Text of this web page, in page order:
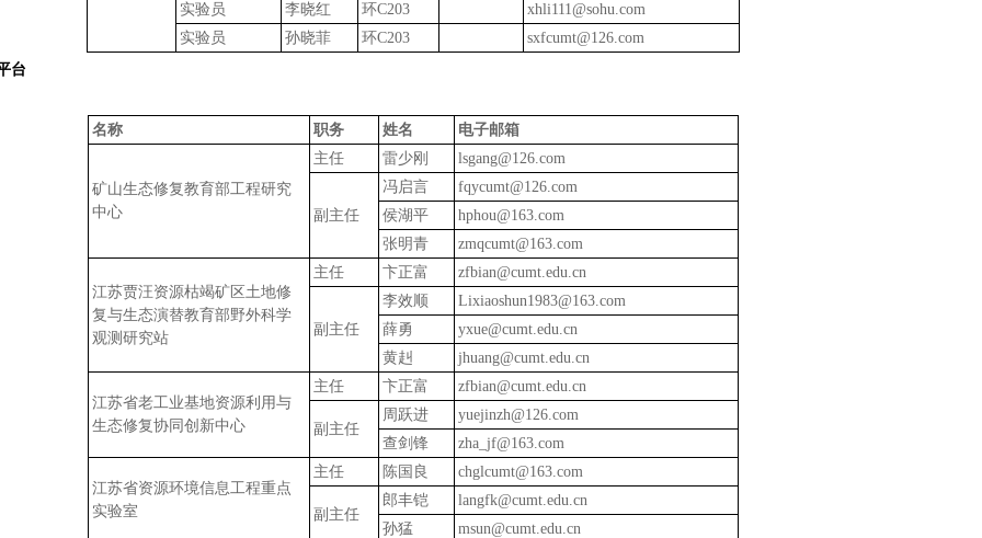
实验员
李晓红 环C203
xhli111@sohu.com
实验员
孙晓菲 环C203
sxfcumt@126.com
台
名称 职务 姓名 电子邮箱
矿山生态修复教育部工程研究
中心
主任 雷少刚 lsgang@126.com
副主任
冯启言
fqycumt@126.com
侯湖平
hphou@163.com
张明青
zmqcumt@163.com
江苏贾汪资源枯竭矿区土地修
复与生态演替教育部野外科学
观测研究站
主任 卞正富 zfbian@cumt.edu.cn
副主任
李效顺
Lixiaoshun1983@163.com
薛勇
yxue@cumt.edu.cn
黄赳
jhuang@cumt.edu.cn
江苏省老工业基地资源利用与
生态修复协同创新中心
主任 卞正富 zfbian@cumt.edu.cn
副主任
周跃进
yuejinzh@126.com
查剑锋
zha_jf@163.com
江苏省资源环境信息工程重点
实验室
主任 陈国良 chglcumt@163.com
副主任
郎丰铠
langfk@cumt.edu.cn
孙猛
msun@cumt.edu.cn